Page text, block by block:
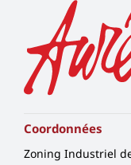
Types d’organismes
Organismes
Secteurs
Coordonnées
Zoning Industriel